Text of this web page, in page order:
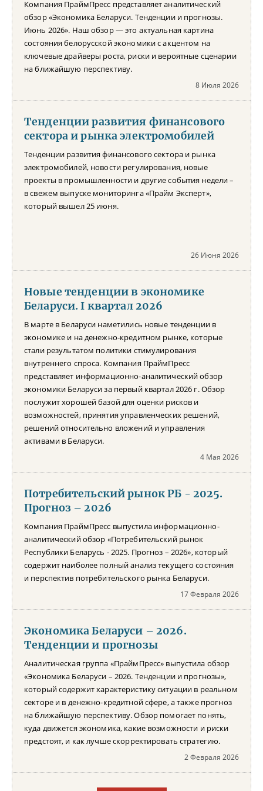
Компания ПраймПресс представляет аналитический
обзор «Экономика Беларуси. Тенденции и прогнозы.
Июнь 2026». Наш обзор — это актуальная картина
состояния белорусской экономики с акцентом на
ключевые драйверы роста, риски и вероятные сценарии
на ближайшую перспективу.
8 Июля 2026
Тенденции развития финансового
сектора и рынка электромобилей
Тенденции развития финансового сектора и рынка
электромобилей, новости регулирования, новые
проекты в промышленности и другие события недели –
в свежем выпуске мониторинга «Прайм Эксперт»,
который вышел 25 июня.
26 Июня 2026
Новые тенденции в экономике
Беларуси. I квартал 2026
В марте в Беларуси наметились новые тенденции в
экономике и на денежно-кредитном рынке, которые
стали результатом политики стимулирования
внутреннего спроса. Компания ПраймПресс
представляет информационно-аналитический обзор
экономики Беларуси за первый квартал 2026 г. Обзор
послужит хорошей базой для оценки рисков и
возможностей, принятия управленческих решений,
решений относительно вложений и управления
активами в Беларуси.
4 Мая 2026
Потребительский рынок РБ - 2025.
Прогноз – 2026
Компания ПраймПресс выпустила информационно-
аналитический обзор «Потребительский рынок
Республики Беларусь - 2025. Прогноз – 2026», который
содержит наиболее полный анализ текущего состояния
и перспектив потребительского рынка Беларуси.
17 Февраля 2026
Экономика Беларуси – 2026.
Тенденции и прогнозы
Аналитическая группа «ПраймПресс» выпустила обзор
«Экономика Беларуси – 2026. Тенденции и прогнозы»,
который содержит характеристику ситуации в реальном
секторе и в денежно-кредитной сфере, а также прогноз
на ближайшую перспективу. Обзор помогает понять,
куда движется экономика, какие возможности и риски
предстоят, и как лучше скорректировать стратегию.
2 Февраля 2026